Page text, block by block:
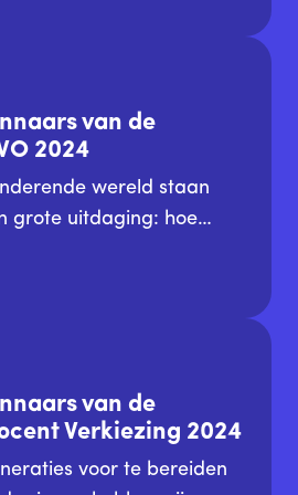
tot
iedereen
gedeelde doel om
te verankeren in
van de
2024
wereld staan
grote uitdaging: hoe
vaker is duurzame
vraag. Scholen in
zetten daarom
een integrale aanpak van
Ontwikkeling. Dit
het curriculum; het
van de
Verkiezing 2024
voor te bereiden